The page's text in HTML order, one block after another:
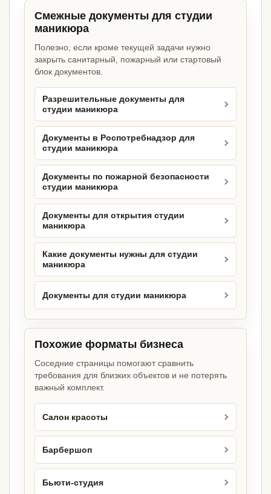
Смежные документы для студии
маникюра
Полезно, если кроме текущей задачи нужно
закрыть санитарный, пожарный или стартовый
блок документов.
Разрешительные документы для
студии маникюра
Документы в Роспотребнадзор для
студии маникюра
Документы по пожарной безопасности
студии маникюра
Документы для открытия студии
маникюра
Какие документы нужны для студии
маникюра
Документы для студии маникюра
Похожие форматы бизнеса
Соседние страницы помогают сравнить
требования для близких объектов и не потерять
важный комплект.
Салон красоты
Барбершоп
Бьюти-студия